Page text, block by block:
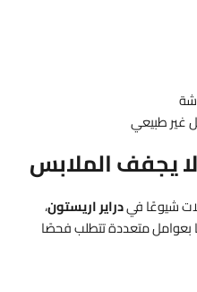
طبيعي
يجفف الملابس
شيوعًا فيدراير اريستون،
متعددة تتطلب فحصًا